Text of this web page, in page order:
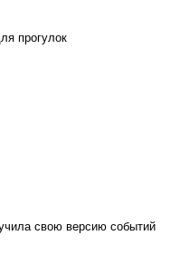
прогулок
свою версию событий